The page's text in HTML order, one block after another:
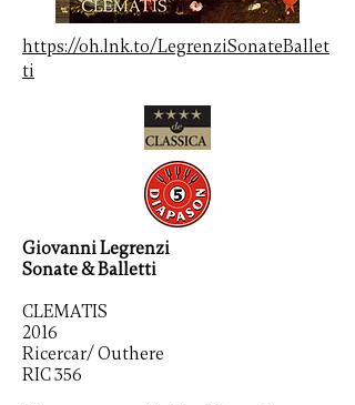
https://oh.lnk.to/LegrenziSonateBallet
ti
Giovanni Legrenzi
Sonate & Balletti
CLEMATIS
2016
Ricercar/ Outhere
RIC 356